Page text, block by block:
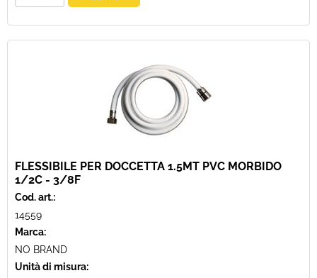
FLESSIBILE PER DOCCETTA 1.5MT PVC MORBIDO
1/2C - 3/8F
Cod. art.:
14559
Marca:
NO BRAND
Unità di misura: